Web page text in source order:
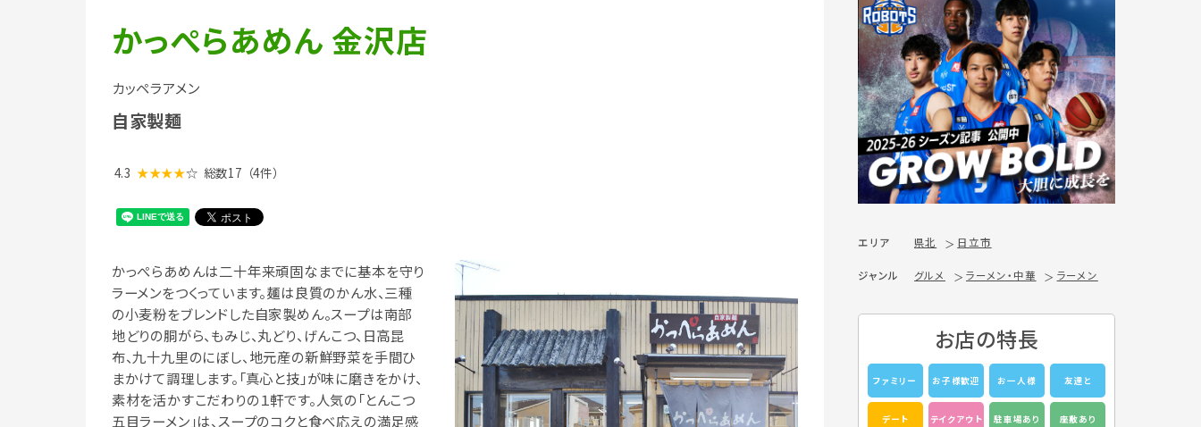
かっぺらあめん 金沢店
カッペラアメン
自家製麺
4.3 ★★★★☆ 総数17 （4件）
かっぺらあめんは二十年来頑固なまでに基本を守り
ラーメンをつくっています。麺は良質のかん水、三種
の小麦粉をブレンドした自家製めん。スープは南部
地どりの胴がら、もみじ、丸どり、げんこつ、日高昆
布、九十九里のにぼし、地元産の新鮮野菜を手間ひ
まかけて調理します。「真心と技」が味に磨きをかけ、
素材を活かすこだわりの１軒です。人気の「とんこつ
五目ラーメン」は、スープのコクと食べ応えの満足感
エリア 県北 日立市
ジャンル グルメ ラーメン・中華 ラーメン
お店の特長
ファミリー お子様歓迎 お一人様 友達と
デート テイクアウト 駐車場あり 座敷あり